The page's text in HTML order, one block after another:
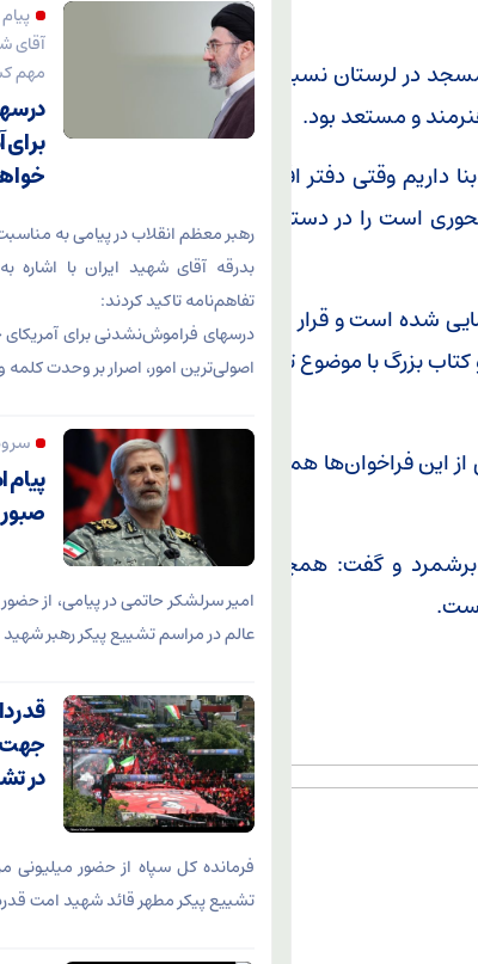
مسجد در لرستان نسبت به
و مستعد بود.
وقتی دفتر افتتاح
است را در دستور کار
شده است و قرار است
بزرگ با موضوع تعزیه
این فراخوان‌ها همایش
برشمرد و گفت: همچنین
آقای
مهم
رهبر معظم انقلاب در پیامی به
بدرقه آقای شهید ایران با اشاره
تفاهم‌نامه تاکید کردند:
درسهای فراموش‌نشدنی برای
اصولی‌ترین امور، اصرار بر وحدت
صبور
امیر سرلشکر حاتمی در پیامی، از
عالم در مراسم تشییع پیکر رهبر شهید
جهت
در
فرمانده کل سپاه از حضور میلیونی
تشییع پیکر مطهر قائد شهید امت